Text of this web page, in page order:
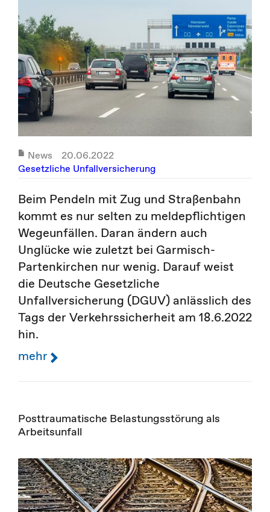
News
20.06.2022
Gesetzliche Unfallversicherung
Beim Pendeln mit Zug und Straßenbahn
kommt es nur selten zu meldepflichtigen
Wegeunfällen. Daran ändern auch
Unglücke wie zuletzt bei Garmisch-
Partenkirchen nur wenig. Darauf weist
die Deutsche Gesetzliche
Unfallversicherung (DGUV) anlässlich des
Tags der Verkehrssicherheit am 18.6.2022
hin.
mehr
Posttraumatische Belastungsstörung als
Arbeitsunfall